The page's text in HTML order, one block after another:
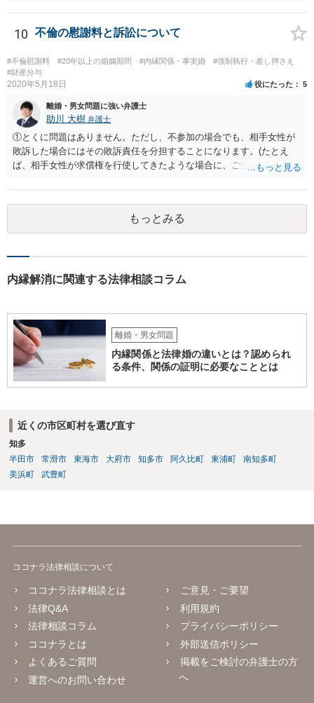
母と子の間が非嫡出子の関係のままではバランスに欠けるためである
と説明されています。 そして、再婚後の養子縁組によって夫婦の共同
親権となった場合は、血縁上の父親からの父を親権者とする協議に代
わる調停及び審判（民法819条5項）は認められないと考えます。 この
点について明確な判例はありませんが、離婚後の親権者変更（民法819
条6項）においては、離婚後に親権者が再婚して元夫婦の子と再婚相手
が養子縁組した場合には、親権者変更の申立ては認められないとする
最高裁判例があり、その判例で述べられている理由は民法819条5項の
場面でも同様であると考えられるからです。
10 不倫の慰謝料と訴訟について
#不倫慰謝料 #20年以上の婚姻期間 #内縁関係・事実婚
#強制執行・差し押さえ
#財産分与
2020年5月18日 役にたった 5
離婚・男女問題に強い弁護士
助川 大樹 弁護士
①とくに問題はありません。ただし、不参加の場合でも、相手女性が
敗訴した場合にはその敗訴責任を分担することになります。(たとえ
ば、相手女性が求償権を行使してきたような場合に、ご主人から、今
能性もあるでしょうが、真相は分かりません。 ③ならないと思いま
す。 ④- ⑤それにはなりえます。 ⑥一般論ですが、裁判官は証拠に基
づいて事実を認定するわけですから、証拠が大切です。 証拠をきちん
と整えての訴訟提起だとは思いますが、これからでも整えられるので
います。具体的な事情が分かりかねますので、幅のありすぎる回答で
ば幸いです。
もっとみる
内縁解消に関連する法律相談コラム
離婚・男女問題
内縁関係と法律婚の違いとは？認められ
る条件、関係の証明に必要なこととは
近くの市区町村を選び直す
知多
半田市
常滑市 東海市 大府市 知多市 阿久比町 東浦町
南知多町
美浜町
武豊町
ココナラ法律相談について
ココナラ法律相談とは
法律Q&A
法律相談コラム
ココナラとは
よくあるご質問
運営へのお問い合わせ
ご意見・ご要望
利用規約
プライバシーポリシー
外部送信ポリシー
掲載をご検討の弁護士の方
へ